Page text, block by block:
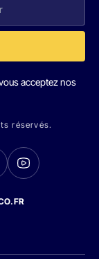
acceptez nos
réservés.